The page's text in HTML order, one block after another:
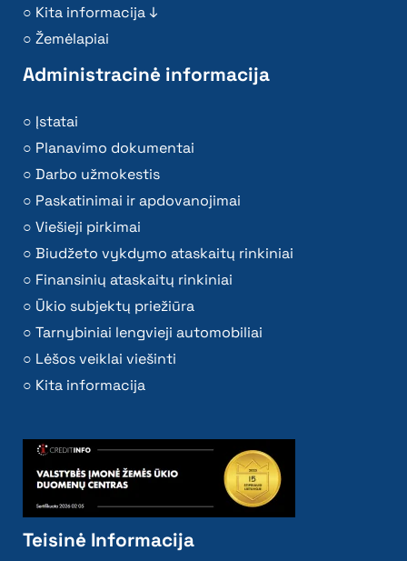
Kita informacija ↓
Žemėlapiai
Administracinė informacija
Įstatai
Planavimo dokumentai
Darbo užmokestis
Paskatinimai ir apdovanojimai
Viešieji pirkimai
Biudžeto vykdymo ataskaitų rinkiniai
Finansinių ataskaitų rinkiniai
Ūkio subjektų priežiūra
Tarnybiniai lengvieji automobiliai
Lėšos veiklai viešinti
Kita informacija
Teisinė Informacija